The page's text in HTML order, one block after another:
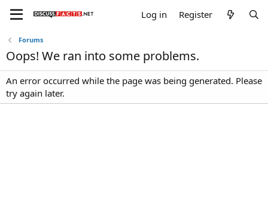
Log in Register
Forums
Oops! We ran into some problems.
An error occurred while the page was being generated. Please
try again later.